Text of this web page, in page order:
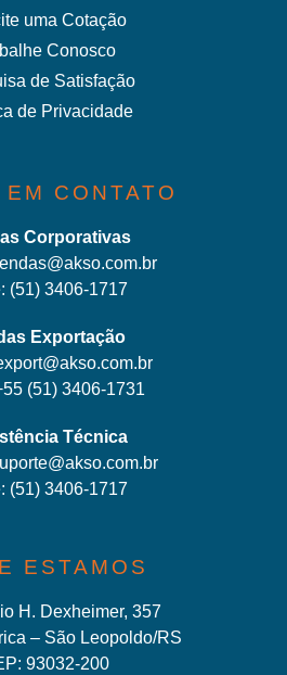
uma Cotação
Conosco
de Satisfação
de Privacidade
CONTATO
Corporativas
(51) 3406-1717
Exportação
(51) 3406-1731
Técnica
(51) 3406-1717
ESTAMOS
H. Dexheimer, 357
– São Leopoldo/RS
93032-200